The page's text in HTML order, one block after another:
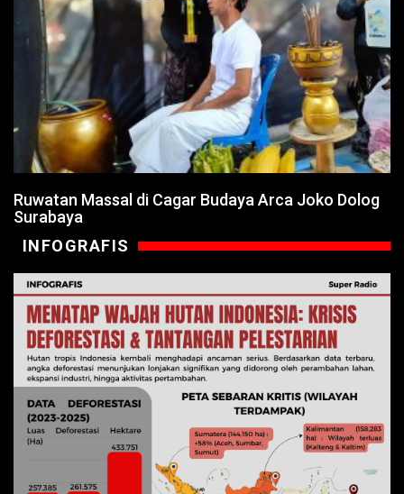
Ruwatan Massal di Cagar Budaya Arca Joko Dolog
Surabaya
INFOGRAFIS